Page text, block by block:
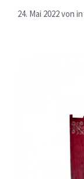
24. Mai 2022von in